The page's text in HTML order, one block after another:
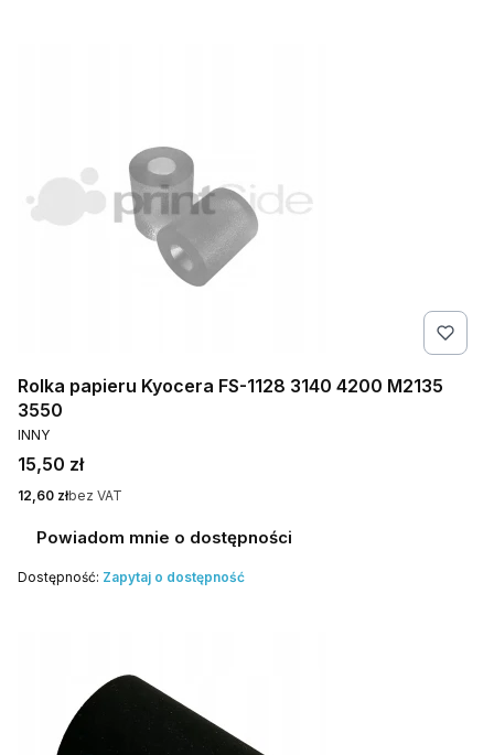
Rolka papieru Kyocera FS-1128 3140 4200 M2135
3550
PRODUCENT
INNY
Cena
15,50 zł
Cena
12,60 złbez VAT
Powiadom mnie o dostępności
Dostępność: Zapytaj o dostępność